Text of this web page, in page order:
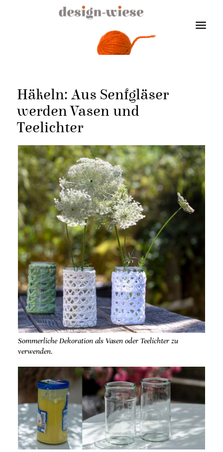
Häkeln: Aus Senfgläser
werden Vasen und
Teelichter
Sommerliche Dekoration als Vasen oder Teelichter zu
verwenden.